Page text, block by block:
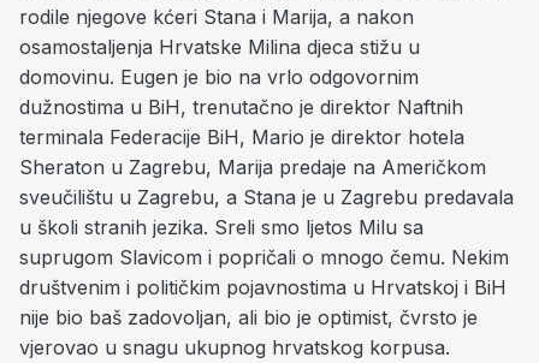
rodile njegove kćeri Stana i Marija, a nakon
osamostaljenja Hrvatske Milina djeca stižu u
domovinu. Eugen je bio na vrlo odgovornim
dužnostima u BiH, trenutačno je direktor Naftnih
terminala Federacije BiH, Mario je direktor hotela
Sheraton u Zagrebu, Marija predaje na Američkom
sveučilištu u Zagrebu, a Stana je u Zagrebu predavala
u školi stranih jezika. Sreli smo ljetos Milu sa
suprugom Slavicom i popričali o mnogo čemu. Nekim
društvenim i političkim pojavnostima u Hrvatskoj i BiH
nije bio baš zadovoljan, ali bio je optimist, čvrsto je
vjerovao u snagu ukupnog hrvatskog korpusa.